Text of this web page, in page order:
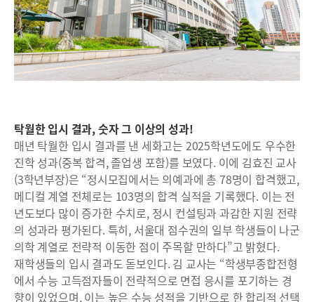
탁월한 입시 결과, 숫자 그 이상의 성과!
매년 탁월한 입시 결과를 낸 세화고는 2025학년도에도 우수한
진학 성과(중복 합격, 졸업생 포함)를 보였다. 이에 김효진 교사
(3학년부장)은 “정시모집에서는 의예과에 총 78명이 합격했고,
메디컬 계열 전체로는 103명의 합격 실적을 기록했다. 이는 전
년도보다 많이 증가한 수치로, 정시 컨설팅과 과감한 지원 전략
의 성과라 평가된다. 특히, 서울대 점수권의 일부 학생들이 나군
의학 계열로 전략적 이동한 점이 주목할 만하다”고 밝혔다.
재학생들의 입시 결과도 돋보인다. 김 교사는 “학생부종합전형
에서 수능 고득점자들이 전략적으로 면접 응시를 포기하는 경
향이 있었으며, 이는 높은 수능 성적을 기반으로 한 합리적 선택